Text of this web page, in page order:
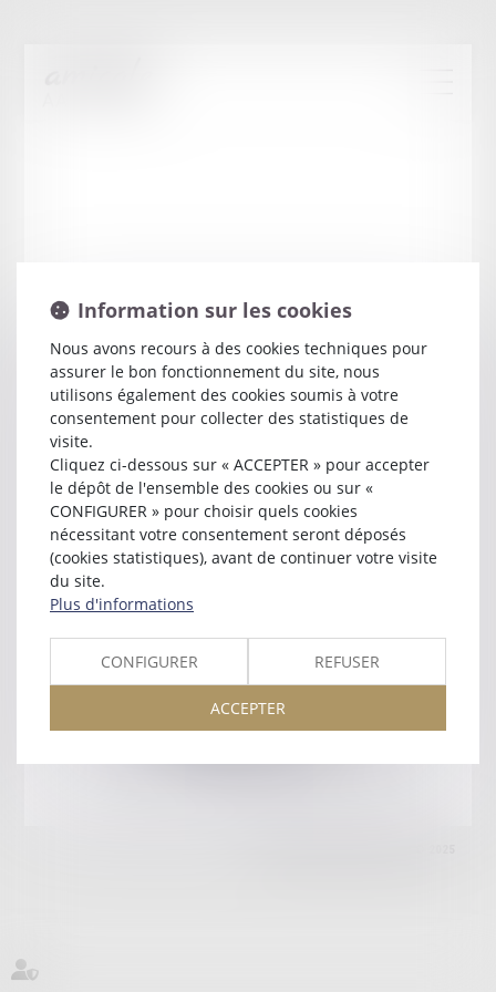
MarcABSIRE
31 RUE DES ARSINS
76000 ROUEN
Tél :02 35 15 20 25
Retour
HonorairesMentions légalesPlan du site
11 Place des Cinq Martyrs du Lycée Buffon, 75014 PARIS
Information sur les cookies
Nous avons recours à des cookies techniques pour
assurer le bon fonctionnement du site, nous
utilisons également des cookies soumis à votre
consentement pour collecter des statistiques de
visite.
Cliquez ci-dessous sur « ACCEPTER » pour accepter
le dépôt de l'ensemble des cookies ou sur «
CONFIGURER » pour choisir quels cookies
nécessitant votre consentement seront déposés
(cookies statistiques), avant de continuer votre visite
du site.
Plus d'informations
CONFIGURER REFUSER
ACCEPTER